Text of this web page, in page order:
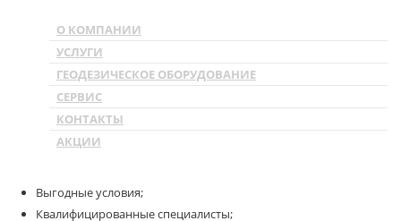
О КОМПАНИИ
УСЛУГИ
ГЕОДЕЗИЧЕСКОЕ ОБОРУДОВАНИЕ
СЕРВИС
КОНТАКТЫ
АКЦИИ
Сервисный центр НГС»Upgrade дронов для геодезических работ
Upgrade дронов для
геодезических работ
Выгодные условия;
Квалифицированные специалисты;